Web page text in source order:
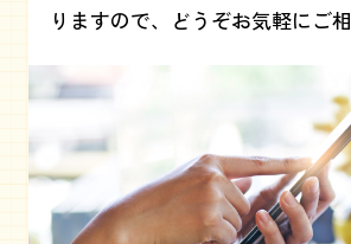
りますので、どうぞお気軽にご